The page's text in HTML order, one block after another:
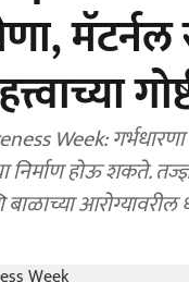
मॅटर्नल
Week: गर्भधारणा
निर्माण होऊ शकते.